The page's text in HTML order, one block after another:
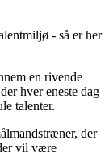
- så er her
en rivende
hver eneste dag
talenter.
der
vil være